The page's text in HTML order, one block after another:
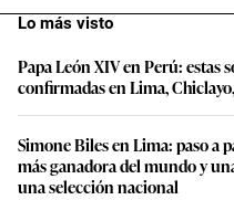
Lo más visto
Papa León XIV en Perú: estas
confirmadas en Lima,
Simone Biles en Lima: paso a
más ganadora del mundo y
una selección nacional